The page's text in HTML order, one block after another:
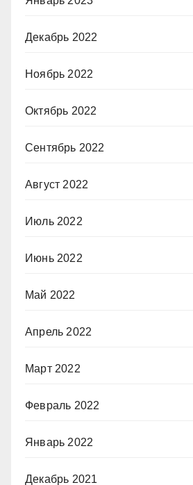
Декабрь 2022
Ноябрь 2022
Октябрь 2022
Сентябрь 2022
Август 2022
Июль 2022
Июнь 2022
Май 2022
Апрель 2022
Март 2022
Февраль 2022
Январь 2022
Декабрь 2021